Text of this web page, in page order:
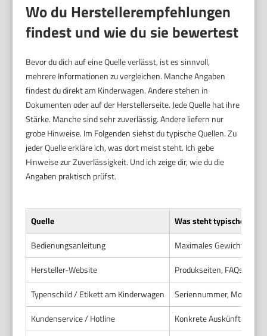
Wo du Herstellerempfehlungen
findest und wie du sie bewertest
Bevor du dich auf eine Quelle verlässt, ist es sinnvoll,
mehrere Informationen zu vergleichen. Manche Angaben
findest du direkt am Kinderwagen. Andere stehen in
Dokumenten oder auf der Herstellerseite. Jede Quelle hat ihre
Stärke. Manche sind sehr zuverlässig. Andere liefern nur
grobe Hinweise. Im Folgenden siehst du typische Quellen. Zu
jeder Quelle erkläre ich, was dort meist steht. Ich gebe
Hinweise zur Zuverlässigkeit. Und ich zeige dir, wie du die
Angaben praktisch prüfst.
Quelle
Was steht
Bedienungsanleitung
Maximales Gewicht,
Hersteller-Website
Produkseiten, FAQs,
Typenschild / Etikett am Kinderwagen
Seriennummer,
Kundenservice / Hotline
Konkrete Auskünfte zu